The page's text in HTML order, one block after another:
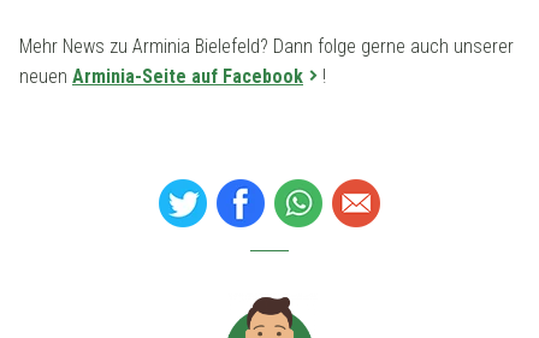
Mehr News zu Arminia Bielefeld? Dann folge gerne auch unserer
neuen Arminia-Seite auf Facebook !